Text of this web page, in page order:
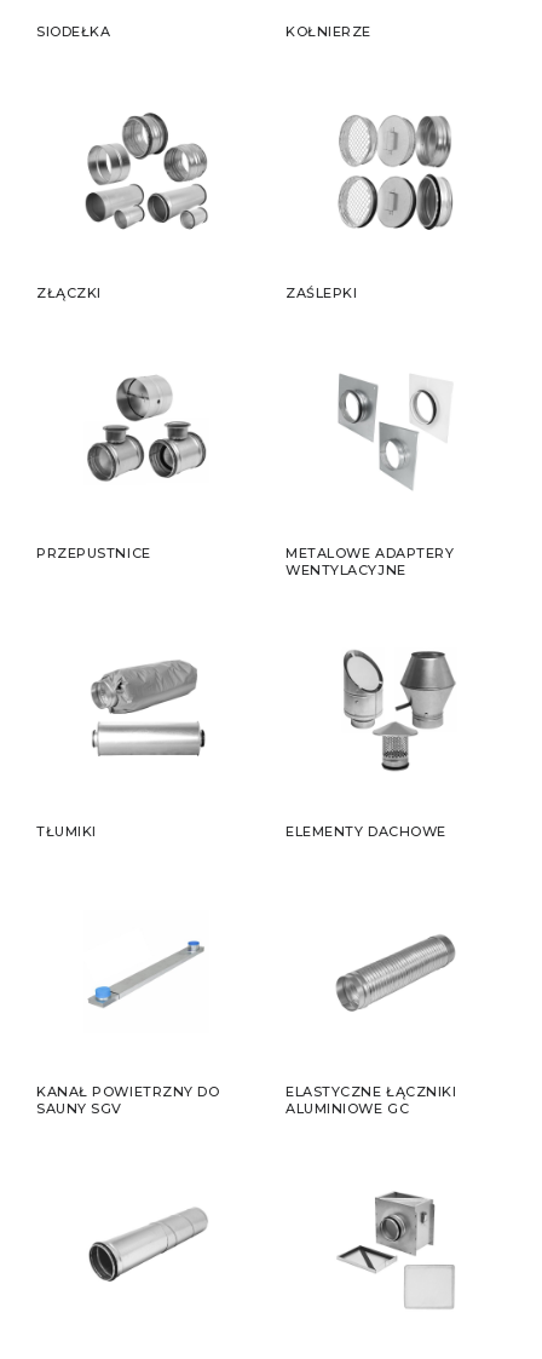
SIODEŁKA KOŁNIERZE
ZŁĄCZKI ZAŚLEPKI
PRZEPUSTNICE
METALOWE ADAPTERY
WENTYLACYJNE
TŁUMIKI ELEMENTY DACHOWE
KANAŁ POWIETRZNY DO
SAUNY SGV
ELASTYCZNE ŁĄCZNIKI
ALUMINIOWE GC